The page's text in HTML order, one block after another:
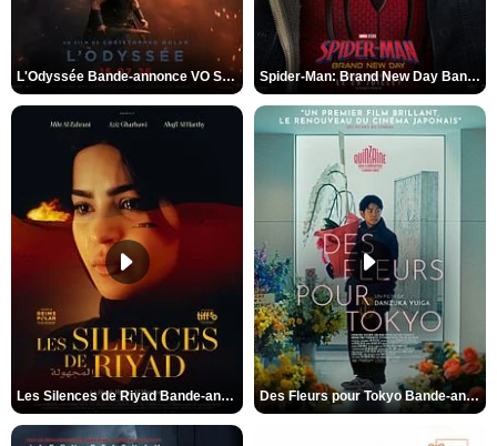
L'Odyssée Bande-annonce VO STFR Spider-Man: Brand New Day Bande-annonce VO STFR
Les Silences de Riyad Bande-annonce VO STFR Des Fleurs pour Tokyo Bande-annonce VO STFR